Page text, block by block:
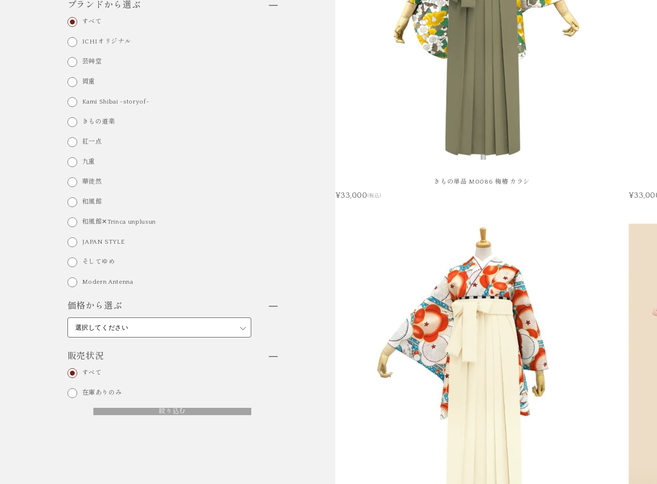
ブランドから選ぶ
すべて
ICHIオリジナル
芸艸堂
岡重
Kami Shibai -storyof-
きもの道楽
紅一点
九重
華徒然
和風館
和風館✕Trinca unplusun
JAPAN STYLE
そしてゆめ
Modern Antenna
価格から選ぶ
販売状況
すべて
在庫ありのみ
絞り込む
きもの単品 M0086 梅椿 カラシ
¥33,000(税込)